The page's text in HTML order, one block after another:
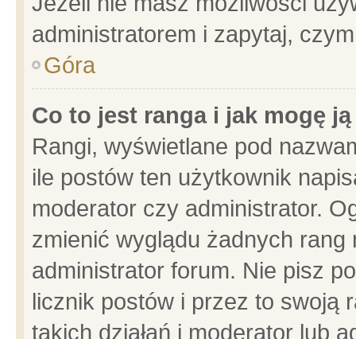
administratorem i zapytaj,
Góra
Co to jest ranga i jak mogę
Rangi, wyświetlane pod
ile postów ten użytkownik
moderator czy administrator.
zmienić wyglądu żadnych
administrator forum. Nie pisz
licznik postów i przez to swoją
takich działań i moderator lub